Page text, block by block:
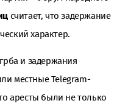
считает, что задержание
характер.
и задержания
местные Telegram-
аресты были не только